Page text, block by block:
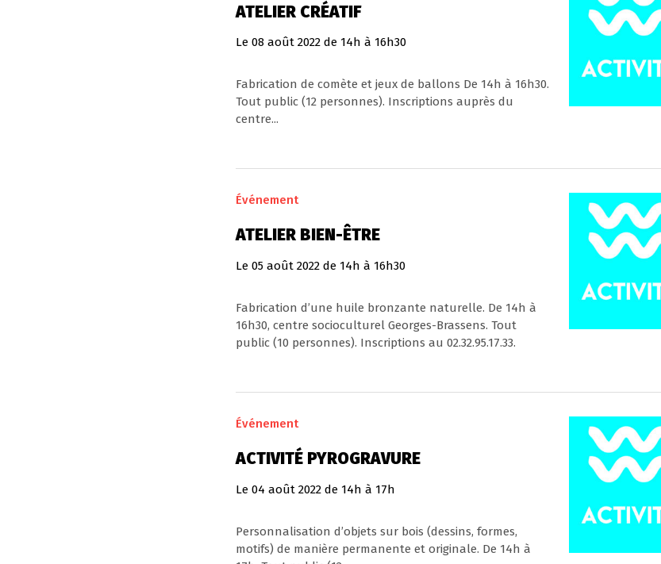
ATELIER CRÉATIF
Le 08 août 2022 de 14h à 16h30
Fabrication de comète et jeux de ballons De 14h à 16h30.
Tout public (12 personnes). Inscriptions auprès du
centre...
Événement
ATELIER BIEN-ÊTRE
Le 05 août 2022 de 14h à 16h30
Fabrication d’une huile bronzante naturelle. De 14h à
16h30, centre socioculturel Georges-Brassens. Tout
public (10 personnes). Inscriptions au 02.32.95.17.33.
Événement
ACTIVITÉ PYROGRAVURE
Le 04 août 2022 de 14h à 17h
Personnalisation d’objets sur bois (dessins, formes,
motifs) de manière permanente et originale. De 14h à